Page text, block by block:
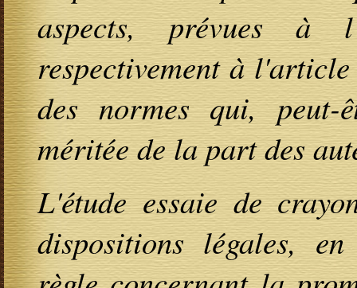
aspects, prévues
respectivement à
des normes qui,
méritée de la part des
L'étude essaie de
dispositions légales,